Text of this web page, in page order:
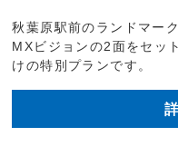
秋葉原駅前のランドマー
MXビジョンの2面をセッ
けの特別プランです。